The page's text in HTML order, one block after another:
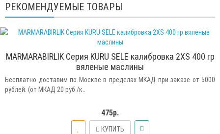
РЕКОМЕНДУЕМЫЕ ТОВАРЫ
MARMARABIRLIK Серия KURU SELE калибровка 2XS 400 гр
вяленые маслины
Бесплатно доставим по Москве в пределах МКАД при заказе от 5000
рублей. (от МКАД 20 руб /к..
475р.
КУПИТЬ